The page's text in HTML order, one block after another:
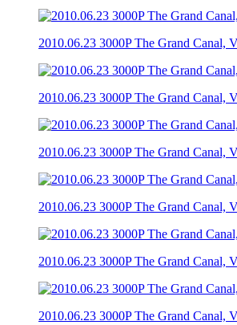
2010.06.23 3000P The Grand Canal,
2010.06.23 3000P The Grand Canal,
2010.06.23 3000P The Grand Canal,
2010.06.23 3000P The Grand Canal,
2010.06.23 3000P The Grand Canal,
2010.06.23 3000P The Grand Canal,